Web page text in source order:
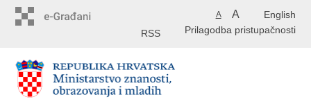
English
A A
Prilagodba pristupačnosti
RSS